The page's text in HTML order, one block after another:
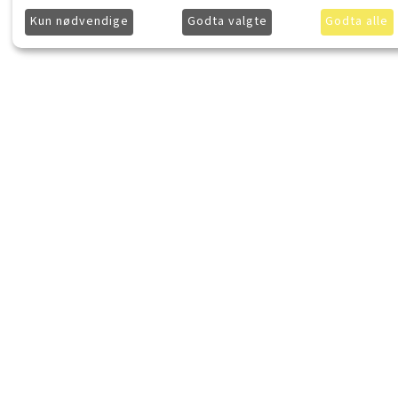
Kun nødvendige Godta valgte Godta alle